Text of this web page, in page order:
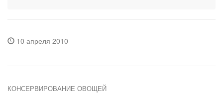
10 апреля 2010
КОНСЕРВИРОВАНИЕ ОВОЩЕЙ